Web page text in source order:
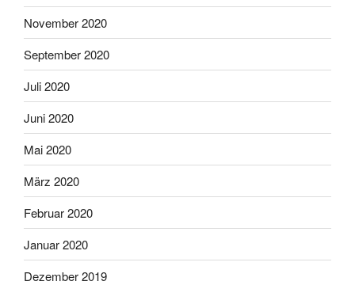
November 2020
September 2020
Juli 2020
Juni 2020
Mai 2020
März 2020
Februar 2020
Januar 2020
Dezember 2019